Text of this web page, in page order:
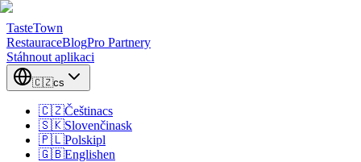
TasteTown
RestauraceBlogPro Partnery
Stáhnout aplikaci
🇨🇿cs
🇨🇿Češtinacs
🇸🇰Slovenčinask
🇵🇱Polskipl
🇬🇧Englishen